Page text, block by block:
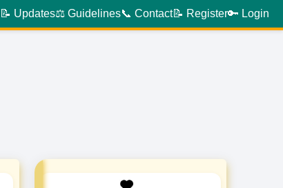
📝 Updates⚖️ Guidelines📞 Contact📝 Register🔑 Login